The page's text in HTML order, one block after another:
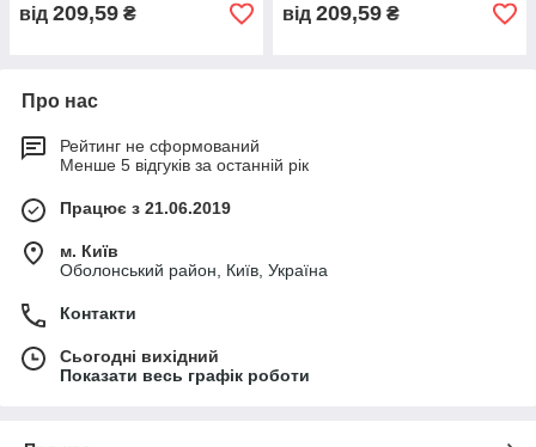
від 209,59 ₴ від 209,59 ₴
Про нас
Рейтинг не сформований
Менше 5 відгуків за останній рік
Працює з 21.06.2019
м. Київ
Оболонський район, Київ, Україна
Контакти
Сьогодні вихідний
Показати весь графік роботи